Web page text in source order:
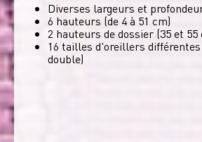
Diverses largeurs et
6 hauteurs (de 4 à 51 cm)
2 hauteurs de dossier (35 et 55
16 tailles d'oreillers
double)